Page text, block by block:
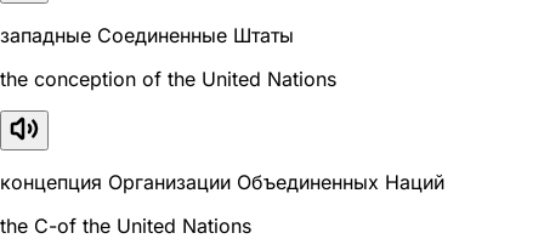
западные Соединенные Штаты
the conception of the United Nations
концепция Организации Объединенных Наций
the C-of the United Nations